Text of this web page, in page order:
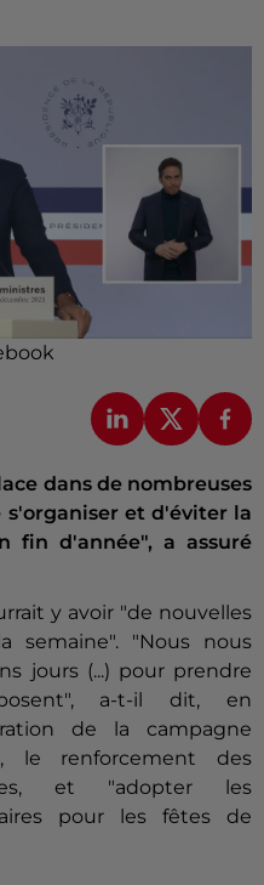
dans de nombreuses
et d'éviter la
fin d'année", a assuré
y avoir "de nouvelles
semaine". "Nous nous
jours (...) pour prendre
a-t-il dit, en
de la campagne
le renforcement des
et "adopter les
pour les fêtes de